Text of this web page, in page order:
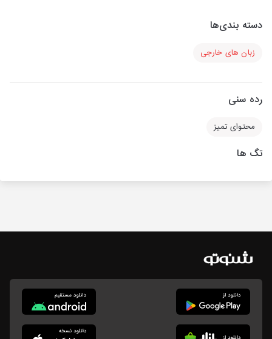
دسته بندی‌ها
زبان های خارجی
رده سنی
محتوای تمیز
تگ ها